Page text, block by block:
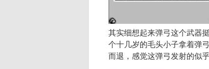
其实细想起来弹弓这个武器
个十几岁的毛头小子拿着弹
而退，感觉这弹弓发射的似